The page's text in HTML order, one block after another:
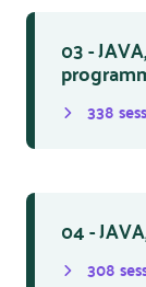
03 -
338
04 -
308